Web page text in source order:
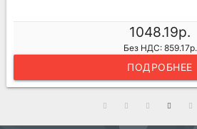
1048.19р.
Без НДС: 859.17р.
ПОДРОБНЕЕ